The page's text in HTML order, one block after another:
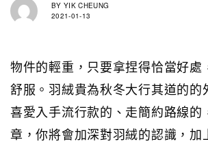
BY YIK CHEUNG
2021-01-13
物件的輕重，只要拿捏得恰當好處
舒服。羽絨貴為秋冬大行其道的的
喜愛入手流行款的、走簡約路線的
章，你將會加深對羽絨的認識，加